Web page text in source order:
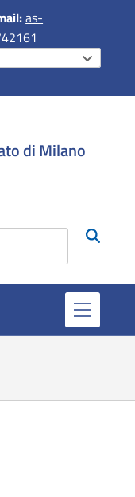
as-
di Milano